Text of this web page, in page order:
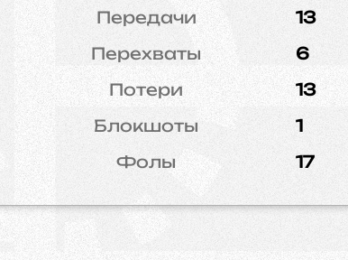
Передачи
13
Перехваты
6
Потери
13
Блокшоты
1
Фолы 17